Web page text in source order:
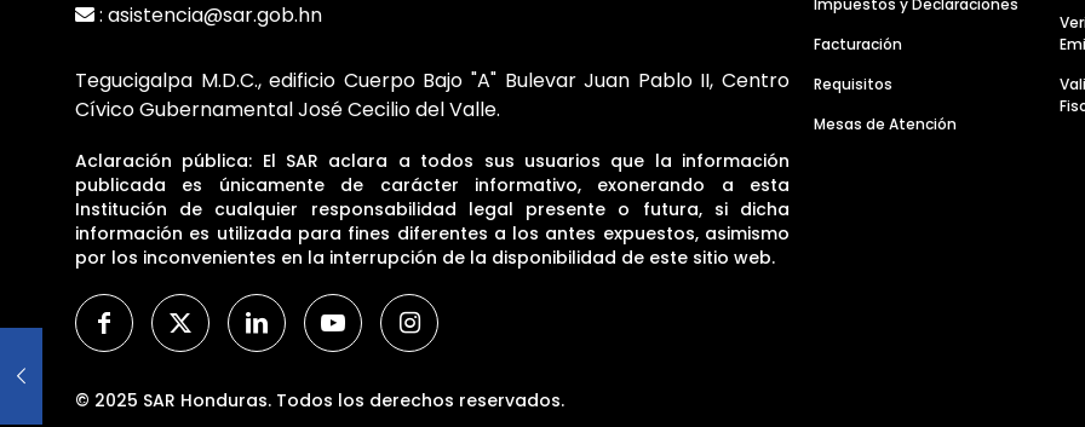
: asistencia@sar.gob.hn
Tegucigalpa M.D.C., edificio Cuerpo Bajo "A" Bulevar Juan Pablo II, Centro
Cívico Gubernamental José Cecilio del Valle.
Aclaración pública: El SAR aclara a todos sus usuarios que la información
publicada es únicamente de carácter informativo, exonerando a esta
Institución de cualquier responsabilidad legal presente o futura, si dicha
información es utilizada para fines diferentes a los antes expuestos, asimismo
por los inconvenientes en la interrupción de la disponibilidad de este sitio web.
Impuestos y Declaraciones
Facturación
Requisitos
Mesas de Atención
© 2025 SAR Honduras. Todos los derechos reservados.